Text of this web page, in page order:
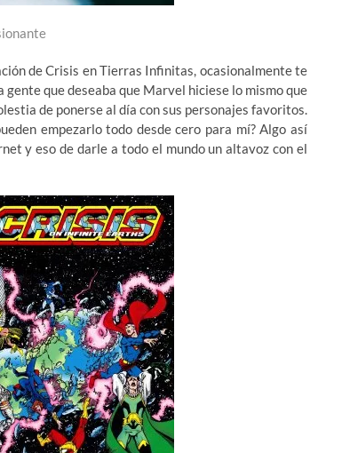
de Crisis en Tierras Infinitas, ocasionalmente te
que deseaba que Marvel hiciese lo mismo que
de ponerse al día con sus personajes favoritos.
empezarlo todo desde cero para mí? Algo así
y eso de darle a todo el mundo un altavoz con el